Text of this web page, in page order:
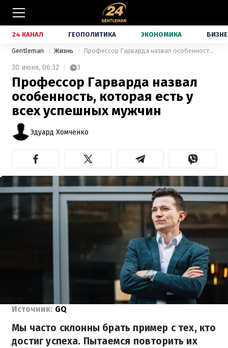
24 КАНАЛ ГЕОПОЛИТИКА ЭКОНОМИКА
Gentleman Жизнь Профессор Гарварда назвал особенность, которая есть у всех успешных мужчин
30 июня, 06:32 3
Профессор Гарварда назвал
особенность, которая есть у
всех успешных мужчин
Эдуард Хомченко
Источник: GQ
Мы часто склонны брать пример с тех, кто
достиг успеха. Пытаемся повторить их